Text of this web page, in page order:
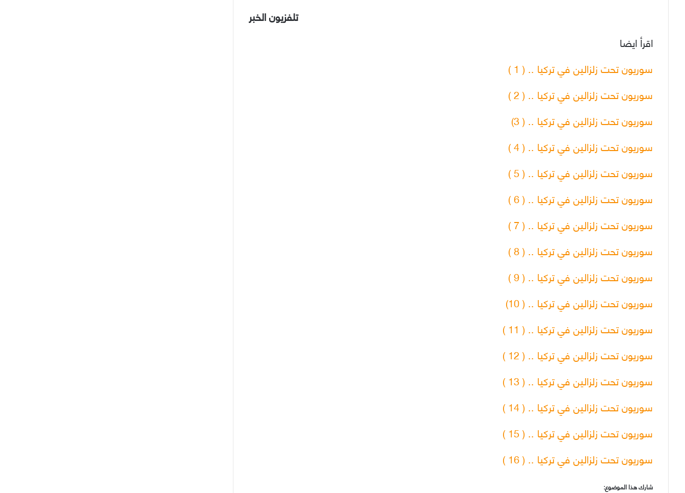
تلفزيون الخبر
اقرأ ايضا
سوريون تحت زلزالين في تركيا .. ( 1 )
سوريون تحت زلزالين في تركيا .. ( 2 )
سوريون تحت زلزالين في تركيا .. ( 3)
سوريون تحت زلزالين في تركيا .. ( 4 )
سوريون تحت زلزالين في تركيا .. ( 5 )
سوريون تحت زلزالين في تركيا .. ( 6 )
سوريون تحت زلزالين في تركيا .. ( 7 )
سوريون تحت زلزالين في تركيا .. ( 8 )
سوريون تحت زلزالين في تركيا .. ( 9 )
سوريون تحت زلزالين في تركيا .. ( 10)
سوريون تحت زلزالين في تركيا .. ( 11 )
سوريون تحت زلزالين في تركيا .. ( 12 )
سوريون تحت زلزالين في تركيا .. ( 13 )
سوريون تحت زلزالين في تركيا .. ( 14 )
سوريون تحت زلزالين في تركيا .. ( 15 )
سوريون تحت زلزالين في تركيا .. ( 16 )
شارك هذا الموضوع: